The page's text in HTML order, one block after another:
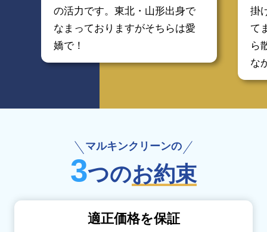
の活力です。東北・山形出身で
なまっておりますがそちらは愛
嬌で！
掛
て
ら
な
マルキンクリーンの
3つのお約束
適正価格を保証